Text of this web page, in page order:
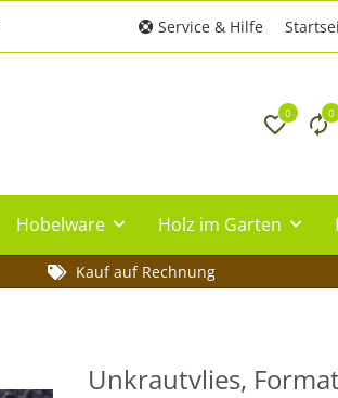
Service & Hilfe
0 0
Hobelware Holz im Garten
Kauf auf Rechnung
Unkrautvlies,